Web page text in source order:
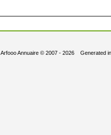
Arfooo Annuaire© 2007 - 2026 Generated